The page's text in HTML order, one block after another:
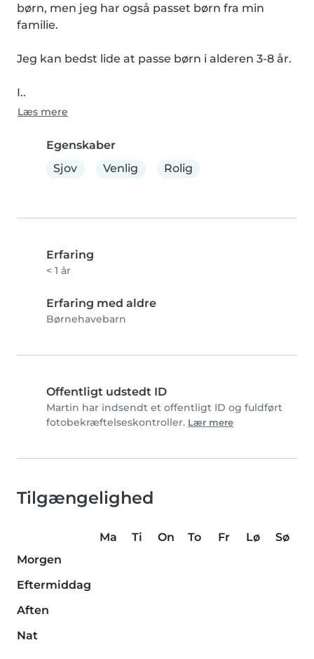
børn, men jeg har også passet børn fra min
familie.
Jeg kan bedst lide at passe børn i alderen 3-8 år.
I..
Læs mere
Egenskaber
Sjov
Venlig Rolig
Erfaring
< 1 år
Erfaring med aldre
Børnehavebarn
Offentligt udstedt ID
Martin har indsendt et offentligt ID og fuldført
fotobekræftelseskontroller. Lær mere
Tilgængelighed
Ma Ti On To Fr Lø
Sø
Morgen
Eftermiddag
Aften
Nat